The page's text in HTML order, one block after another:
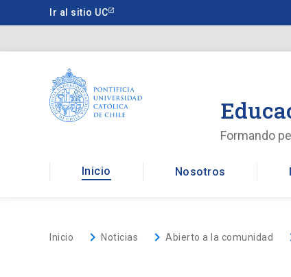
a
Ir al sitio UC
Formando
Inicio Nosotros
Inicio keyboard_arrow_rightNoticias keyboard_arrow_rightAbierto a la comunidad